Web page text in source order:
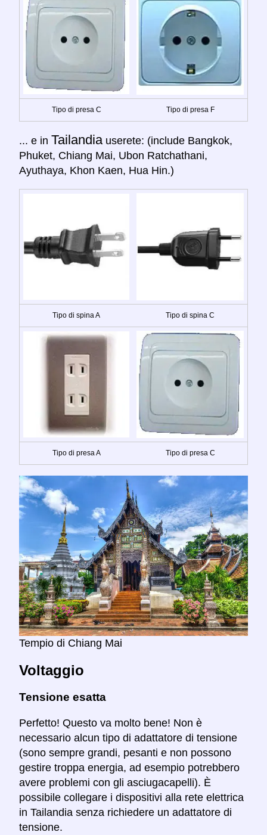
Tipo di presa C Tipo di presa F
... e in Tailandia userete: (include Bangkok,
Phuket, Chiang Mai, Ubon Ratchathani,
Ayuthaya, Khon Kaen, Hua Hin.)
Tipo di spina A Tipo di spina C
Tipo di presa A Tipo di presa C
Tempio di Chiang Mai
Voltaggio
Tensione esatta
Perfetto! Questo va molto bene! Non è
necessario alcun tipo di adattatore di tensione
(sono sempre grandi, pesanti e non possono
gestire troppa energia, ad esempio potrebbero
avere problemi con gli asciugacapelli). È
possibile collegare i dispositivi alla rete elettrica
in Tailandia senza richiedere un adattatore di
tensione.